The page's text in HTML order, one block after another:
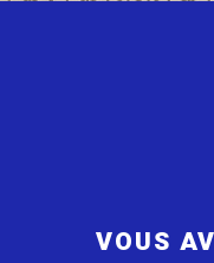
VOUS